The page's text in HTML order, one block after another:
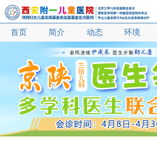
首页 简介 动态 环境